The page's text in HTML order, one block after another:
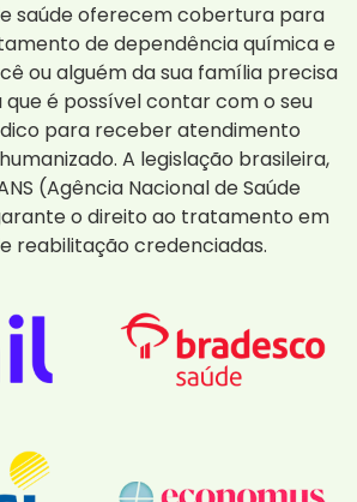
saúde oferecem cobertura para
de dependência química e
ou alguém da sua família precisa
que é possível contar com o seu
para receber atendimento
A legislação brasileira,
(Agência Nacional de Saúde
o direito ao tratamento em
reabilitação credenciadas.